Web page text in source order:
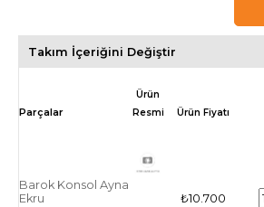
Takım İçeriğini Değiştir
Ürün
Resmi
Ürün Fiyatı
Barok Konsol Ayna
Ekru
₺10.700